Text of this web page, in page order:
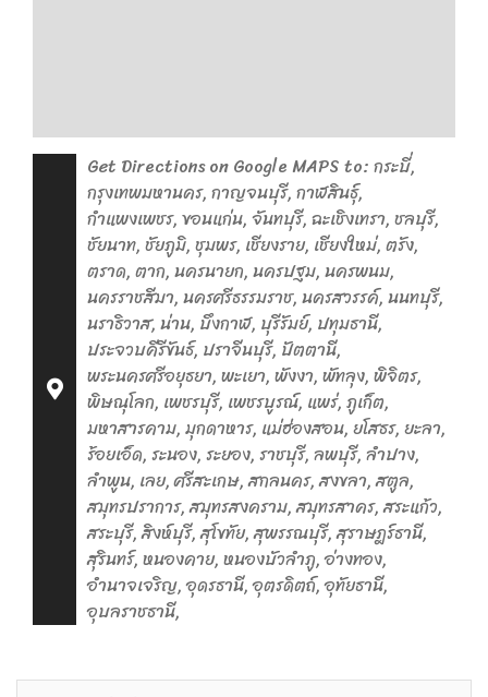
Get Directions on Google MAPS to: กระบี่,
กรุงเทพมหานคร, กาญจนบุรี, กาฬสินธุ์,
กำแพงเพชร, ขอนแก่น, จันทบุรี, ฉะเชิงเทรา, ชลบุรี,
ชัยนาท, ชัยภูมิ, ชุมพร, เชียงราย, เชียงใหม่, ตรัง,
ตราด, ตาก, นครนายก, นครปฐม, นครพนม,
นครราชสีมา, นครศรีธรรมราช, นครสวรรค์, นนทบุรี,
นราธิวาส, น่าน, บึงกาฬ, บุรีรัมย์, ปทุมธานี,
ประจวบคีรีขันธ์, ปราจีนบุรี, ปัตตานี,
พระนครศรีอยุธยา, พะเยา, พังงา, พัทลุง, พิจิตร,
พิษณุโลก, เพชรบุรี, เพชรบูรณ์, แพร่, ภูเก็ต,
มหาสารคาม, มุกดาหาร, แม่ฮ่องสอน, ยโสธร, ยะลา,
ร้อยเอ็ด, ระนอง, ระยอง, ราชบุรี, ลพบุรี, ลำปาง,
ลำพูน, เลย, ศรีสะเกษ, สกลนคร, สงขลา, สตูล,
สมุทรปราการ, สมุทรสงคราม, สมุทรสาคร, สระแก้ว,
สระบุรี, สิงห์บุรี, สุโขทัย, สุพรรณบุรี, สุราษฎร์ธานี,
สุรินทร์, หนองคาย, หนองบัวลำภู, อ่างทอง,
อำนาจเจริญ, อุดรธานี, อุตรดิตถ์, อุทัยธานี,
อุบลราชธานี,